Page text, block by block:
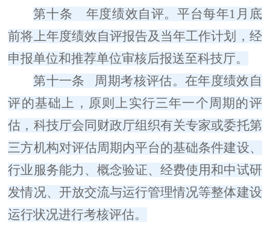
第十条
年度绩效自评。平台每年1 月底
前将上年度绩效自评报告及当年工作计划，经
申报单位和推荐单位审核后报送至科技厅。
第十一条
周期考核评估。在年度绩效自
评的基础上，原则上实行三年一个周期的评
估，科技厅会同财政厅组织有关专家或委托第
三方机构对评估周期内平台的基础条件建设、
行业服务能力、概念验证、经费使用和中试研
发情况、开放交流与运行管理情况等整体建设
运行状况进行考核评估。